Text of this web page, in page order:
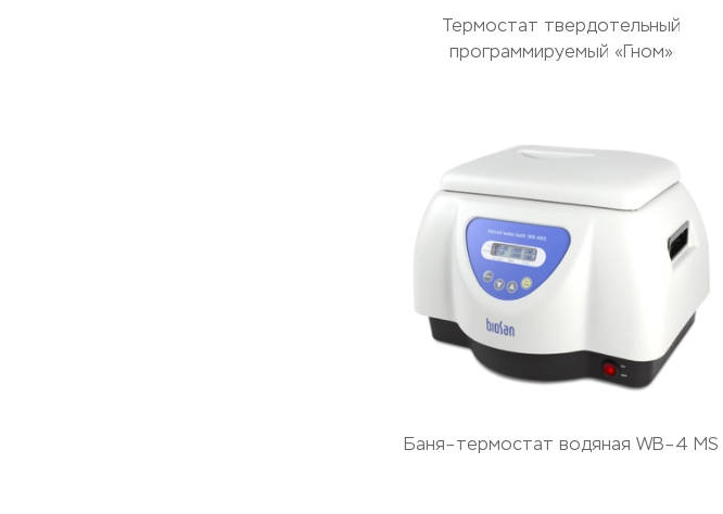
Термостат твердотельный
программируемый «Гном»
Баня–термостат водяная WB–4 MS